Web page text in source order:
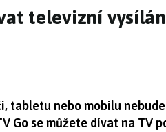
televizní
tabletu nebo mobilu
Go se můžete dívat na TV